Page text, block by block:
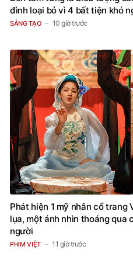
đình loại bỏ vì 4 bất tiện khó
SÁNG TẠO 10 giờ trước
Phát hiện 1 mỹ nhân cổ
lụa, một ánh nhìn thoáng qua
người
PHIM VIỆT 11 giờ trước